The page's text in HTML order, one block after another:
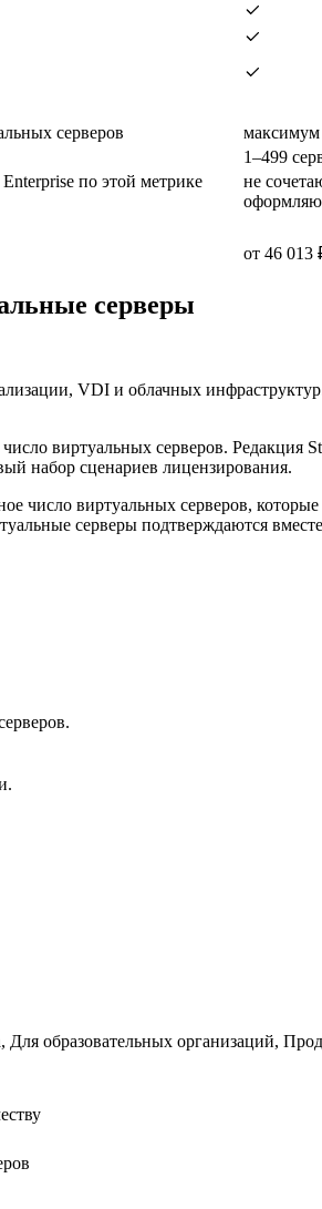
серверов
максимум
1–499
по этой метрике
не
от 46 013
серверы
VDI и облачных
виртуальных серверов.
набор сценариев лицензирования.
число виртуальных серверов,
серверы подтверждаются
образовательных организаций,